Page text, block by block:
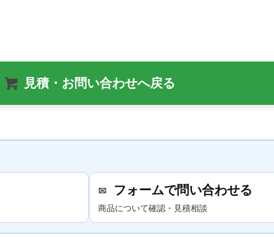
見積・お問い合わせへ戻る
✉ フォームで問い合わせる
商品について確認・見積相談